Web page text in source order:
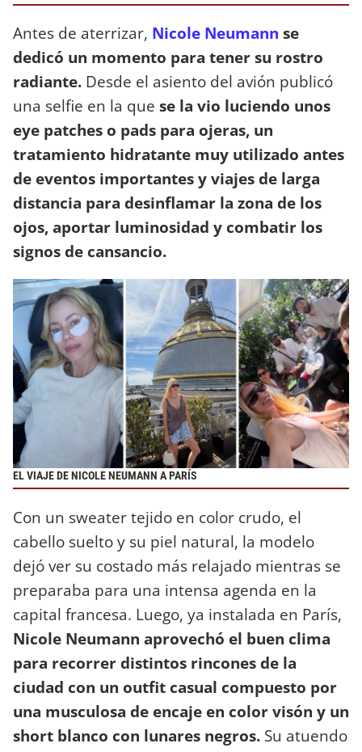
Antes de aterrizar, Nicole Neumann se
dedicó un momento para tener su rostro
radiante. Desde el asiento del avión publicó
una selfie en la que se la vio luciendo unos
eye patches o pads para ojeras, un
tratamiento hidratante muy utilizado antes
de eventos importantes y viajes de larga
distancia para desinflamar la zona de los
ojos, aportar luminosidad y combatir los
signos de cansancio.
EL VIAJE DE NICOLE NEUMANN A PARÍS
Con un sweater tejido en color crudo, el
cabello suelto y su piel natural, la modelo
dejó ver su costado más relajado mientras se
preparaba para una intensa agenda en la
capital francesa. Luego, ya instalada en París,
Nicole Neumann aprovechó el buen clima
para recorrer distintos rincones de la
ciudad con un outfit casual compuesto por
una musculosa de encaje en color visón y un
short blanco con lunares negros. Su atuendo